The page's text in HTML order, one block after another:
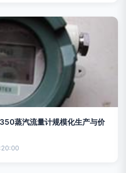
蒸汽流量计规模化生产与价